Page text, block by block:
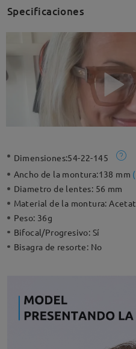
Specificaciones
Dimensiones:54-22-145
Ancho de la montura:138 mm (
Diametro de lentes: 56 mm
Material de la montura:
Peso: 36g
Bifocal/Progresivo: Sí
Bisagra de resorte: No